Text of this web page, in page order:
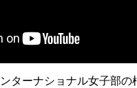
ターナショナル女子部の